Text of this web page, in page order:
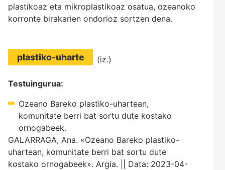
plastikoaz eta mikroplastikoaz osatua, ozeanoko
korronte birakarien ondorioz sortzen dena.
plastiko-uharte (iz.)
Testuingurua:
Ozeano Bareko plastiko-uhartean,
komunitate berri bat sortu dute kostako
ornogabeek.
GALARRAGA, Ana. «Ozeano Bareko plastiko-
uhartean, komunitate berri bat sortu dute
kostako ornogabeek». Argia. || Data: 2023-04-